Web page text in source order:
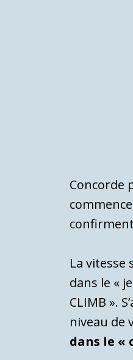
Concorde
La vitesse
dans le «
CLIMB ».
niveau de
dans le «